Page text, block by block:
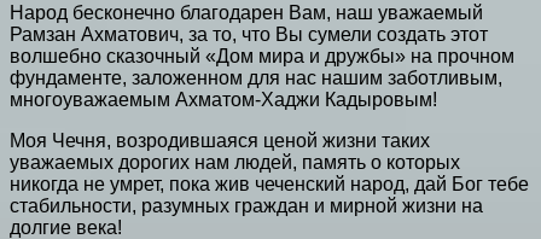
Народ бесконечно благодарен Вам, наш уважаемый
Рамзан Ахматович, за то, что Вы сумели создать этот
волшебно сказочный «Дом мира и дружбы» на прочном
фундаменте, заложенном для нас нашим заботливым,
многоуважаемым Ахматом-Хаджи Кадыровым!
Моя Чечня, возродившаяся ценой жизни таких
уважаемых дорогих нам людей, память о которых
никогда не умрет, пока жив чеченский народ, дай Бог тебе
стабильности, разумных граждан и мирной жизни на
долгие века!